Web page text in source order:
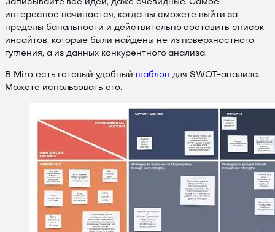
Записывайте все идеи, даже очевидные. Самое
интересное начинается, когда вы сможете выйти за
пределы банальности и действительно составить список
инсайтов, которые были найдены не из поверхностного
гугления, а из данных конкурентного анализа.
В Miro есть готовый удобный шаблон для SWOT-анализа.
Можете использовать его.